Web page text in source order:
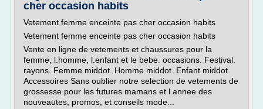
cher occasion habits
Vetement femme enceinte pas cher occasion habits
Vetement femme enceinte pas cher occasion habits
Vente en ligne de vetements et chaussures pour la
femme, l.homme, l.enfant et le bebe. occasions. Festival.
rayons. Femme middot. Homme middot. Enfant middot.
Accessoires Sans oublier notre selection de vetements de
grossesse pour les futures mamans et l.annee des
nouveautes, promos, et conseils mode...